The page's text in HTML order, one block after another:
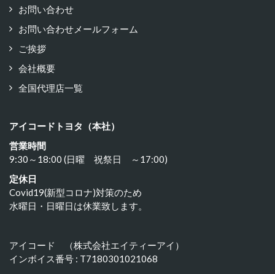
お問い合わせ
お問い合わせメールフォーム
ご挨拶
会社概要
全国代理店一覧
アイコードトヨタ（本社）
営業時間
9:30～18:00 (日曜 祝祭日 ～17:00)
定休日
Covid19(新型コロナ)対策のため
水曜日・日曜日は休業致します。
アイコード （株式会社エイティーアイ）
インボイス番号 : T7180301021068